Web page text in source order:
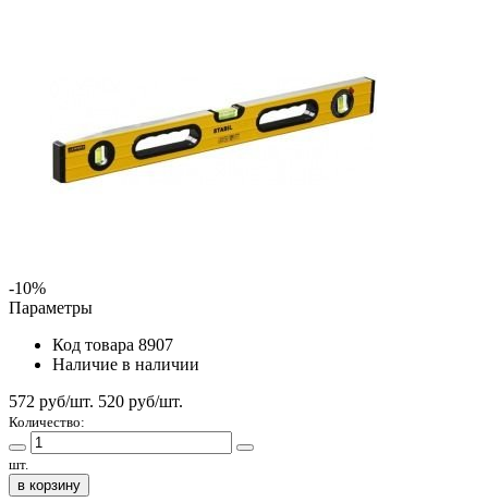
-10%
Параметры
Код товара 8907
Наличие в наличии
572 руб/шт. 520 руб/шт.
Количество:
шт.
в корзину